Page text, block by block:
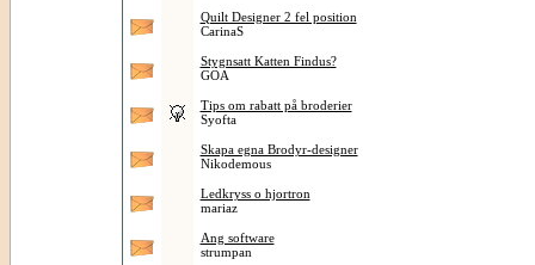
Quilt Designer 2 fel position
CarinaS
Stygnsatt Katten Findus?
GOA
Tips om rabatt på broderier
Syofta
Skapa egna Brodyr-designer
Nikodemous
Ledkryss o hjortron
mariaz
Ang software
strumpan